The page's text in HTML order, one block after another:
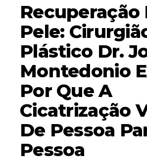
Recuperação
Pele:
Plástico Dr.
Montedonio
Por Que A
Cicatrização
De Pessoa
Pessoa